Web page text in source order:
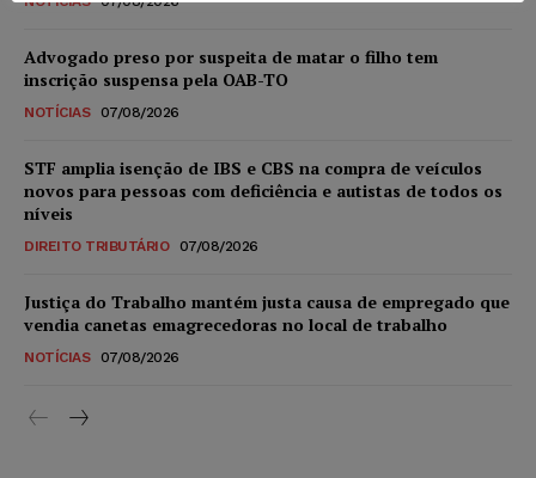
Advogado preso por suspeita de matar o filho tem
inscrição suspensa pela OAB-TO
NOTÍCIAS 07/08/2026
STF amplia isenção de IBS e CBS na compra de veículos
novos para pessoas com deficiência e autistas de todos os
níveis
DIREITO TRIBUTÁRIO 07/08/2026
Justiça do Trabalho mantém justa causa de empregado que
vendia canetas emagrecedoras no local de trabalho
NOTÍCIAS 07/08/2026